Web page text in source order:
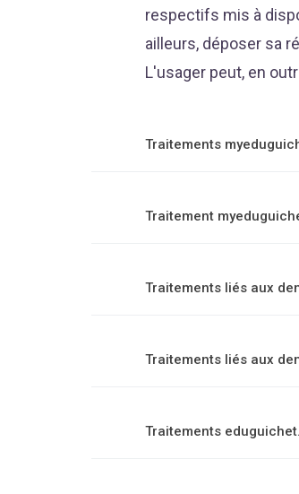
respectifs mis à
ailleurs, déposer sa
L'usager peut, en
Traitements
Traitement
Traitements liés aux
Traitements liés aux
Traitements